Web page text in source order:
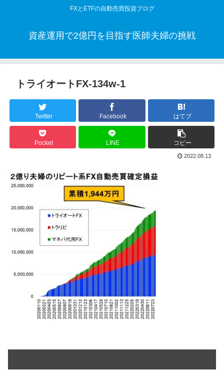
FXとETFの自動売買投資ブログ
資産運用で2億円を目指す医師夫婦の挑戦
トライオートFX-134w-1
Twitter Facebook はてブ
Pocket LINE コピー
2022.08.13